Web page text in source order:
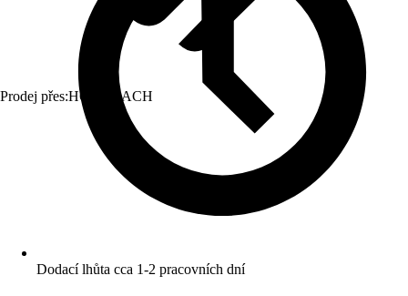
Prodej přes:HORNBACH
Dodací lhůta cca 1-2 pracovních dní